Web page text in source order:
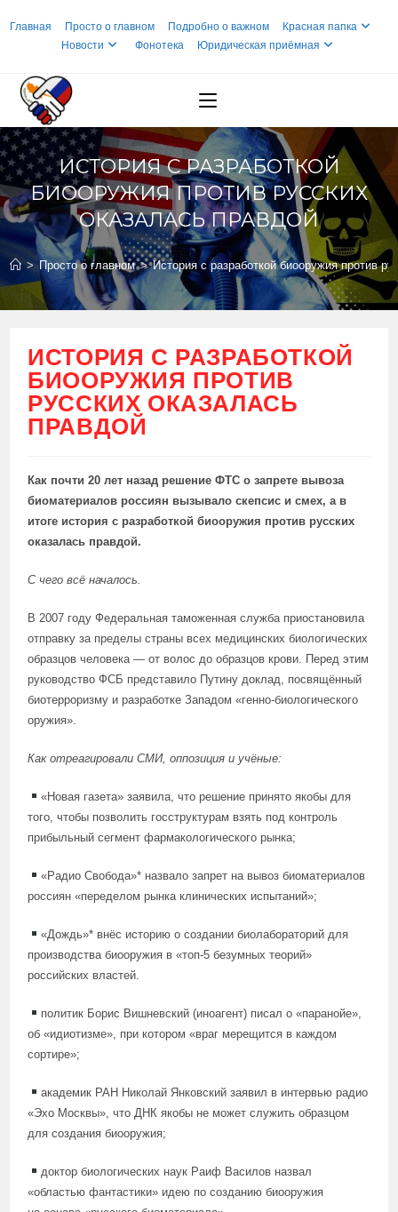
Главная Просто о главном Подробно о важном
Красная папка
Новости
Фонотека Юридическая приёмная
ИСТОРИЯ С РАЗРАБОТКОЙ
БИООРУЖИЯ ПРОТИВ РУССКИХ
ОКАЗАЛАСЬ ПРАВДОЙ
> Просто о главном > История с разработкой биооружия против
ИСТОРИЯ С РАЗРАБОТКОЙ
БИООРУЖИЯ ПРОТИВ
РУССКИХ ОКАЗАЛАСЬ
ПРАВДОЙ
Как почти 20 лет назад решение ФТС о запрете вывоза
биоматериалов россиян вызывало скепсис и смех, а в
итоге история с разработкой биооружия против русских
оказалась правдой.
С чего всё началось.
В 2007 году Федеральная таможенная служба приостановила
отправку за пределы страны всех медицинских биологических
образцов человека — от волос до образцов крови. Перед этим
руководство ФСБ представило Путину доклад, посвящённый
биотерроризму и разработке Западом «генно-биологического
оружия».
Как отреагировали СМИ, оппозиция и учёные:
«Новая газета» заявила, что решение принято якобы для
того, чтобы позволить госструктурам взять под контроль
прибыльный сегмент фармакологического рынка;
«Радио Свобода»* назвало запрет на вывоз биоматериалов
россиян «переделом рынка клинических испытаний»;
«Дождь»* внёс историю о создании биолабораторий для
производства биооружия в «топ-5 безумных теорий»
российских властей.
политик Борис Вишневский (иноагент) писал о «паранойе»,
об «идиотизме», при котором «враг мерещится в каждом
сортире»;
академик РАН Николай Янковский заявил в интервью радио
«Эхо Москвы», что ДНК якобы не может служить образцом
для создания биооружия;
доктор биологических наук Раиф Василов назвал
«областью фантастики» идею по созданию биооружия